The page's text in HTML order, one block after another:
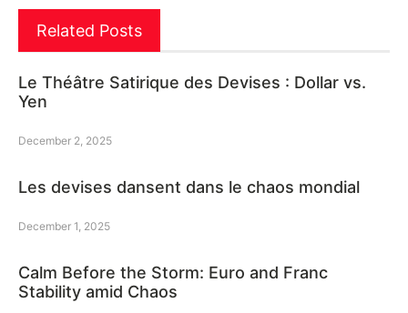
Related Posts
Le Théâtre Satirique des Devises : Dollar vs.
Yen
December 2, 2025
Les devises dansent dans le chaos mondial
December 1, 2025
Calm Before the Storm: Euro and Franc
Stability amid Chaos